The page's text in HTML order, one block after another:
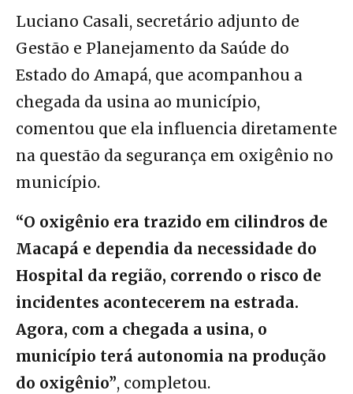
Luciano Casali, secretário adjunto de
Gestão e Planejamento da Saúde do
Estado do Amapá, que acompanhou a
chegada da usina ao município,
comentou que ela influencia diretamente
na questão da segurança em oxigênio no
município.
“O oxigênio era trazido em cilindros de
Macapá e dependia da necessidade do
Hospital da região, correndo o risco de
incidentes acontecerem na estrada.
Agora, com a chegada a usina, o
município terá autonomia na produção
do oxigênio”, completou.